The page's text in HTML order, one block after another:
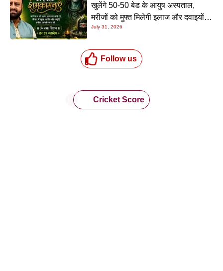
खुलेंगे 50-50 बेड के आयुष अस्पताल,
मरीजों को मुफ्त मिलेगी इलाज और दवाइयों
की सुविधा
July 31, 2026
Follow us
Cricket Score